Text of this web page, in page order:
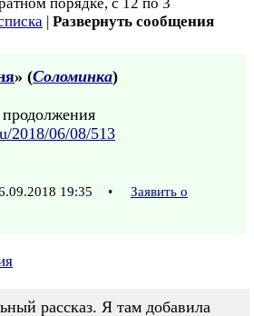
| Развернуть сообщения
» (Соломинка)
2018/06/08/513
19:35 •
Заявить о
рассказ. Я там добавила